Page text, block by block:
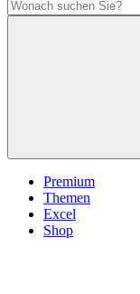
Premium
Themen
Excel
Shop